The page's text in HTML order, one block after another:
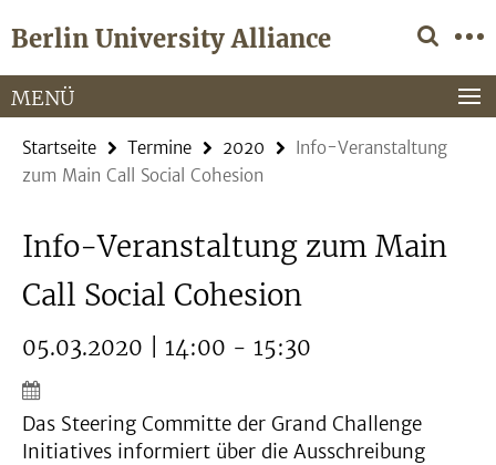
direkt
Inhalt
Berlin University Alliance
Service-
Navigation
MENÜ
Startseite Termine 2020
Info-Veranstaltung
zum Main Call Social Cohesion
Info-Veranstaltung zum Main
Call Social Cohesion
05.03.2020 | 14:00 - 15:30
Das Steering Committe der Grand Challenge
Initiatives informiert über die Ausschreibung